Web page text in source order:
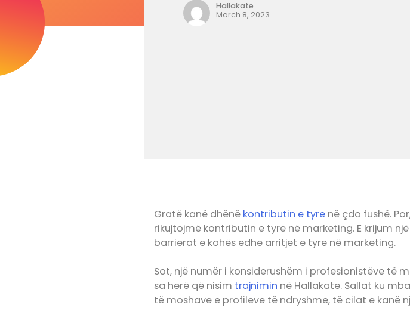
Hallakate
March 8, 2023
Gratë kanë dhënë kontributin e tyre në çdo fushë.
rikujtojmë kontributin e tyre në marketing. E krijum
barrierat e kohës edhe arritjet e tyre në marketing.
Sot, një numër i konsiderushëm i profesionistëve të
sa herë që nisim trajnimin në Hallakate. Sallat ku
të moshave e profileve të ndryshme, të cilat e kanë